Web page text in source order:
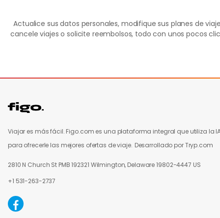
Actualice sus datos personales, modifique sus planes de
cancele viajes o solicite reembolsos, todo con unos pocos
Viajar es más fácil. Figo.com es una plataforma integral que utiliza la
para ofrecerle las mejores ofertas de viaje. Desarrollado por Tryp.com
2810 N Church St PMB 192321 Wilmington, Delaware 19802-4447 US
+1 531-263-2737